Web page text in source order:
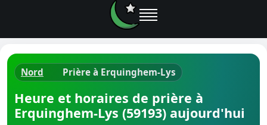
Heure de
Nord Prière à Erquinghem-Lys
Heure et horaires de prière à
Erquinghem-Lys (59193) aujourd'hui